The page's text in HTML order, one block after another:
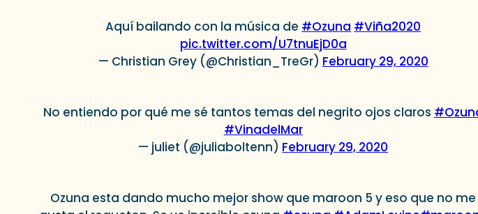
Aquí bailando con la música de #Ozuna #Viña2020
pic.twitter.com/U7tnuEjD0a
— Christian Grey (@Christian_TreGr) February 29, 2020
No entiendo por qué me sé tantos temas del negrito ojos claros
#VinadelMar
— juliet (@juliaboltenn) February 29, 2020
Ozuna esta dando mucho mejor show que maroon 5 y eso que no me